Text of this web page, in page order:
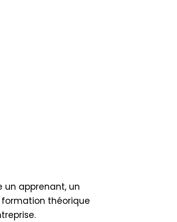
apprenant, un
formation théorique